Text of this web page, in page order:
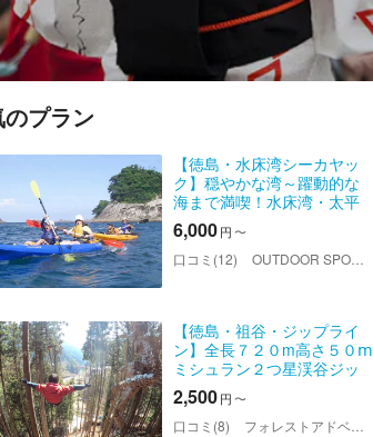
のプラン
【徳島・水床湾シーカヤッ
ク】穏やかな湾～躍動的な
海まで満喫！水床湾・太平
洋シーカヤック
6,000円 〜
口コミ(12) OUTDOOR SPORTS SQUARE（アウトドアスポーツスクエア）
【徳島・祖谷・ジップライ
ン】全長７２０m高さ５０ⅿ
ミシュラン２つ星渓谷ジッ
プライン！30分コース！フ
ァミリー、カップル、グル
ープ、ライダーOK！当日予
2,500円 〜
口コミ(8) フォレストアドベンチャー・祖谷